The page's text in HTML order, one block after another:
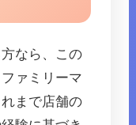
なら、この
ァミリーマ
まで店舗の